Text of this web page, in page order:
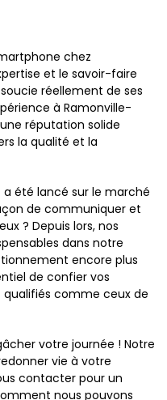
chez
et le savoir-faire
réellement de ses
à Ramonville-
réputation solide
la qualité et la
a été lancé sur le marché
de communiquer et
? Depuis lors, nos
dans notre
encore plus
de confier vos
qualifiés comme ceux de
votre journée ! Notre
vie à votre
contacter pour un
nous pouvons